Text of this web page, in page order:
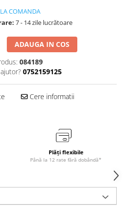
LA COMANDA
7 - 14 zile lucrătoare
ADAUGA IN COS
084189
0752159125
Cere informatii
Plăți flexibile
Până la 12 rate fără dobândă*